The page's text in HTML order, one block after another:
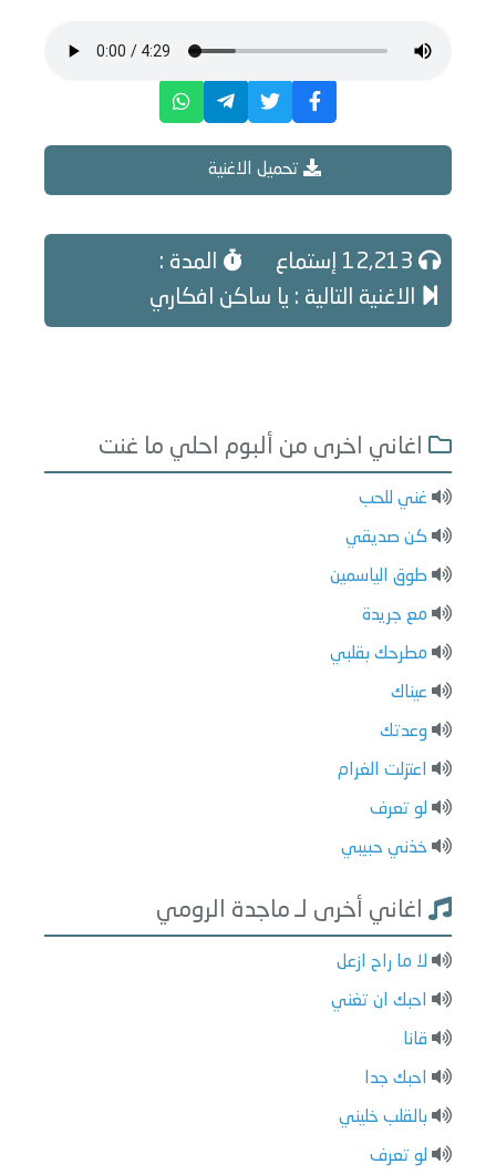
تحميل الاغنية
المدة :
الاغنية التالية : يا ساكن افكاري
اغاني اخرى من ألبوم احلي ما غنت
غني للحب
كن صديقي
طوق الياسمين
مع جريدة
مطرحك بقلبي
عيناك
وعدتك
اعتزلت الغرام
لو تعرف
خذني حبيبي
اغاني أخرى لـ ماجدة الرومي
لا ما راح ازعل
احبك ان تغني
قانا
احبك جدا
بالقلب خليني
لو تعرف